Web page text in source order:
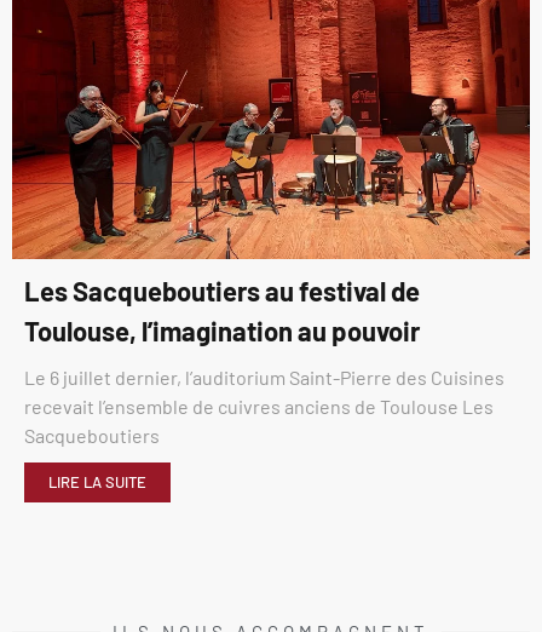
Les Sacqueboutiers au festival de
Toulouse, l’imagination au pouvoir
Le 6 juillet dernier, l’auditorium Saint-Pierre des Cuisines
recevait l’ensemble de cuivres anciens de Toulouse Les
Sacqueboutiers
LIRE LA SUITE